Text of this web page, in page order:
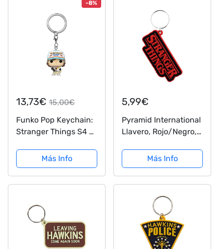
-8%
13,73€ 15,00€
Funko Pop Keychain:
Stranger Things S4 -
Más Info
5,99€
Pyramid International
Llavero, Rojo/Negro,
Más Info